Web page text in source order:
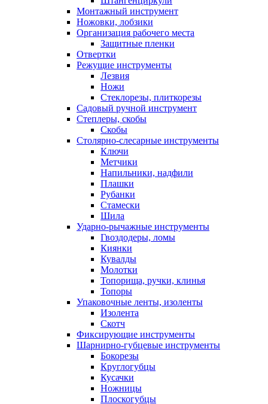
Монтажный инструмент
Ножовки, лобзики
Организация рабочего места
Защитные пленки
Отвертки
Режущие инструменты
Лезвия
Ножи
Стеклорезы, плиткорезы
Садовый ручной инструмент
Степлеры, скобы
Скобы
Столярно-слесарные инструменты
Ключи
Метчики
Напильники, надфили
Плашки
Рубанки
Стамески
Шила
Ударно-рычажные инструменты
Гвоздодеры, ломы
Киянки
Кувалды
Молотки
Топорища, ручки, клинья
Топоры
Упаковочные ленты, изоленты
Изолента
Скотч
Фиксирующие инструменты
Шарнирно-губцевые инструменты
Бокорезы
Круглогубцы
Кусачки
Ножницы
Плоскогубцы